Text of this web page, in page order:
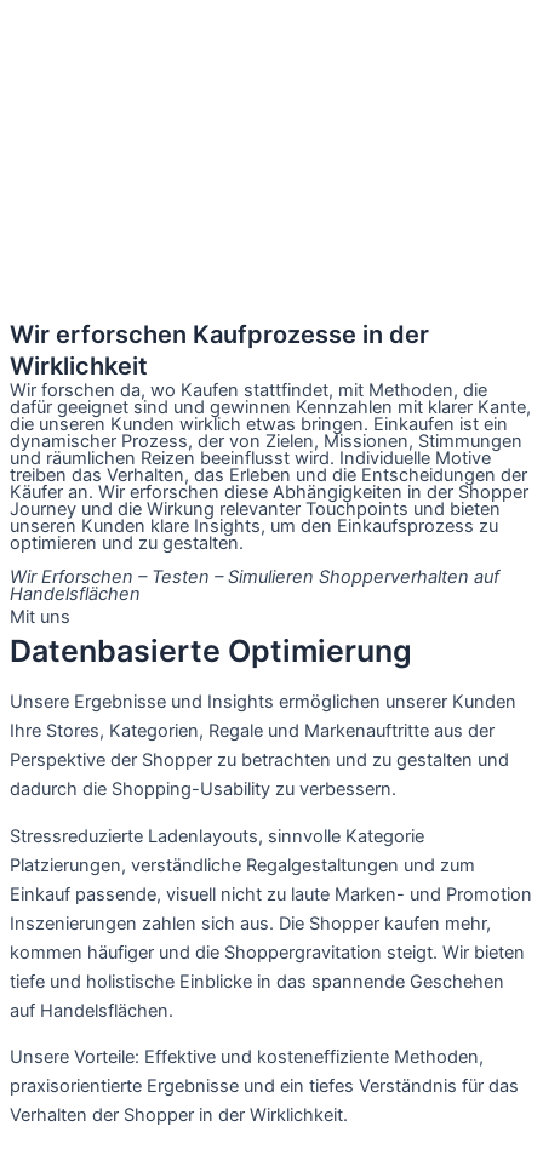
Wir erforschen Kaufprozesse in der
Wirklichkeit
Wir forschen da, wo Kaufen stattfindet, mit Methoden, die
dafür geeignet sind und gewinnen Kennzahlen mit klarer Kante,
die unseren Kunden wirklich etwas bringen. Einkaufen ist ein
dynamischer Prozess, der von Zielen, Missionen, Stimmungen
und räumlichen Reizen beeinflusst wird. Individuelle Motive
treiben das Verhalten, das Erleben und die Entscheidungen der
Käufer an. Wir erforschen diese Abhängigkeiten in der Shopper
Journey und die Wirkung relevanter Touchpoints und bieten
unseren Kunden klare Insights, um den Einkaufsprozess zu
optimieren und zu gestalten.
Wir Erforschen – Testen – Simulieren Shopperverhalten auf
Handelsflächen
Mit uns
Datenbasierte Optimierung
Unsere Ergebnisse und Insights ermöglichen unserer Kunden
Ihre Stores, Kategorien, Regale und Markenauftritte aus der
Perspektive der Shopper zu betrachten und zu gestalten und
dadurch die Shopping-Usability zu verbessern.
Stressreduzierte Ladenlayouts, sinnvolle Kategorie
Platzierungen, verständliche Regalgestaltungen und zum
Einkauf passende, visuell nicht zu laute Marken- und Promotion
Inszenierungen zahlen sich aus. Die Shopper kaufen mehr,
kommen häufiger und die Shoppergravitation steigt. Wir bieten
tiefe und holistische Einblicke in das spannende Geschehen
auf Handelsflächen.
Unsere Vorteile: Effektive und kosteneffiziente Methoden,
praxisorientierte Ergebnisse und ein tiefes Verständnis für das
Verhalten der Shopper in der Wirklichkeit.